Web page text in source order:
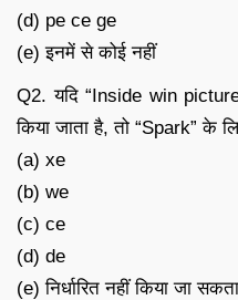
(d) pe ce ge
(e) इनमें से कोई नहीं
Q2. यदि “Inside win
किया जाता है, तो “Spark” के
(a) xe
(b) we
(c) ce
(d) de
(e) निर्धारित नहीं किया जा सकता